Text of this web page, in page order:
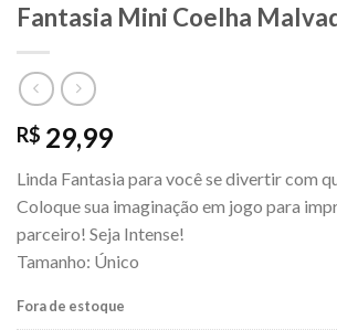
Fantasia Mini Coelha
R$ 29,99
Linda Fantasia para você se divertir com
Coloque sua imaginação em jogo para
parceiro! Seja Intense!
Tamanho: Único
Fora de estoque